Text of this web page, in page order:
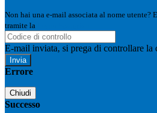
Non hai una e-mail associata al nome utente?
tramite la
E-mail inviata, si prega di controllare la
Errore
Chiudi
Successo